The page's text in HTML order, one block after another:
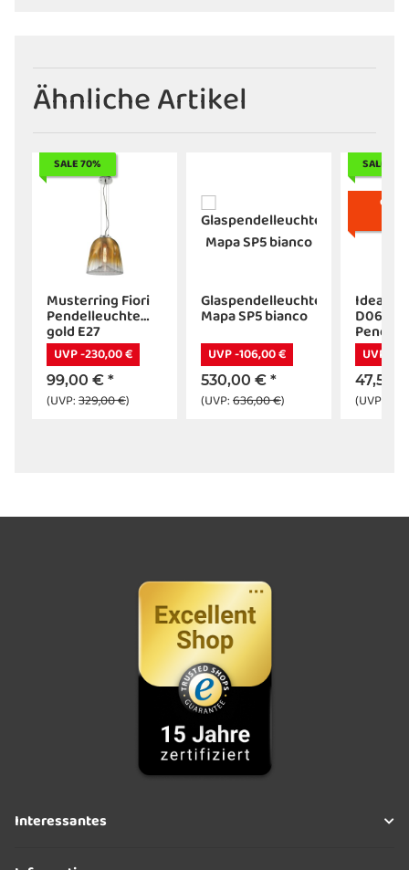
Ähnliche Artikel
SALE 70%
Musterring Fiori
Pendelleuchte
gold E27
UVP -230,00 €
99,00 € *
(UVP:329,00 €)
Glaspendelleuchte
Mapa SP5 bianco
UVP -106,00 €
530,00 € *
(UVP:636,00 €)
SALE 50%
Ideal
D06
chrom
UVP -
47,50
(UVP:
Interessantes